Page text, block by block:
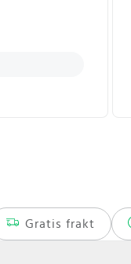
Gratis frakt